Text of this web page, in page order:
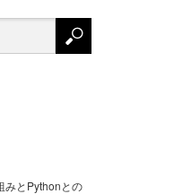
みとPythonとの